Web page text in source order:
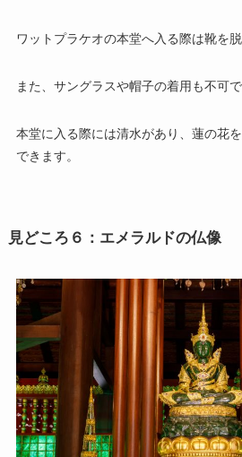
ワットプラケオの本堂へ入る際は靴を脱
また、サングラスや帽子の着用も不可で
本堂に入る際には清水があり、蓮の花
できます。
見どころ６：エメラルドの仏像